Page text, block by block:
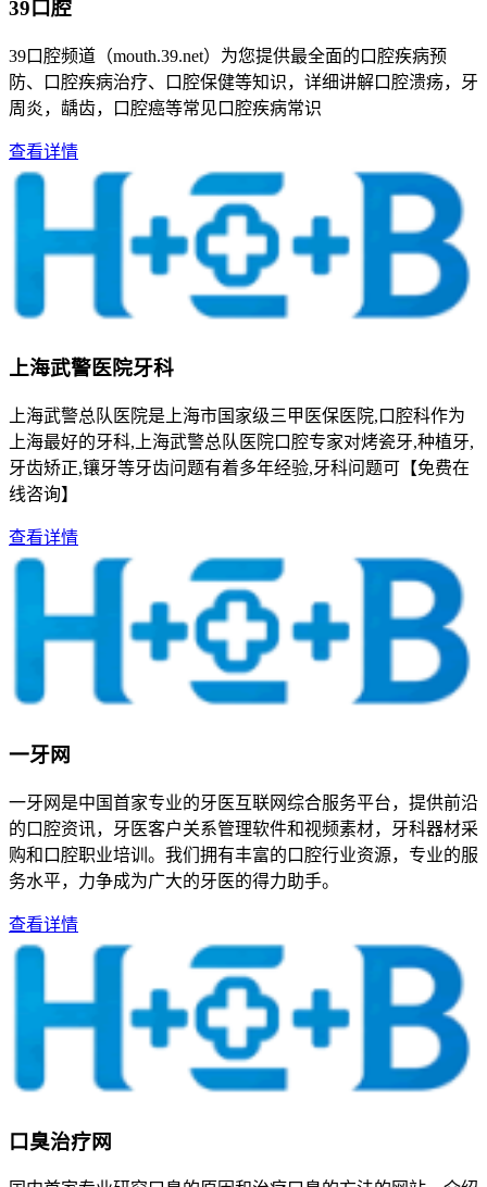
39口腔
39口腔频道（mouth.39.net）为您提供最全面的口腔疾病预
防、口腔疾病治疗、口腔保健等知识，详细讲解口腔溃疡，牙
周炎，龋齿，口腔癌等常见口腔疾病常识
查看详情
上海武警医院牙科
上海武警总队医院是上海市国家级三甲医保医院,口腔科作为
上海最好的牙科,上海武警总队医院口腔专家对烤瓷牙,种植牙,
牙齿矫正,镶牙等牙齿问题有着多年经验,牙科问题可【免费在
线咨询】
查看详情
一牙网
一牙网是中国首家专业的牙医互联网综合服务平台，提供前沿
的口腔资讯，牙医客户关系管理软件和视频素材，牙科器材采
购和口腔职业培训。我们拥有丰富的口腔行业资源，专业的服
务水平，力争成为广大的牙医的得力助手。
查看详情
口臭治疗网